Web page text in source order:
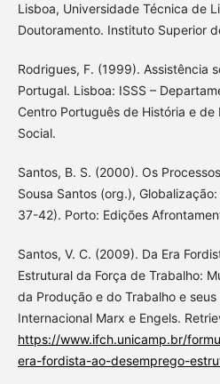
Lisboa, Universidade Técnica de
Doutoramento. Instituto Superior
Rodrigues, F. (1999). Assistência
Portugal. Lisboa: ISSS –
Centro Português de História e
Social.
Santos, B. S. (2000). Os
Sousa Santos (org.),
37-42). Porto: Edições
Santos, V. C. (2009). Da Era
Estrutural da Força de Trabalho:
da Produção e do Trabalho e
Internacional Marx e Engels.
https://www.ifch.unicamp.br/
era-fordista-ao-desemprego-